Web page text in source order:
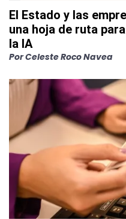
El Estado y las
una hoja de ruta
la IA
PorCeleste Roco Navea